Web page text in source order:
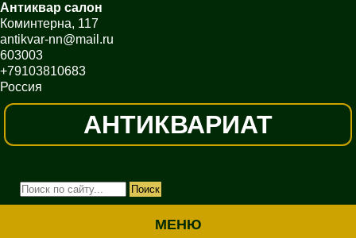
Антиквар салон
Коминтерна, 117
antikvar-nn@mail.ru
603003
+79103810683
Россия
АНТИКВАРИАТ
МЕНЮ